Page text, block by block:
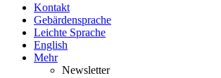
Kontakt
Gebärdensprache
Leichte Sprache
English
Mehr
Newsletter